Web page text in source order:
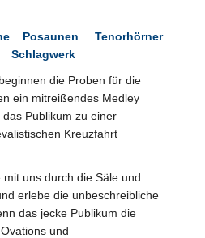
Posaunen
Tenorhörner
Schlagwerk
die Proben für die
ein mitreißendes Medley
Publikum zu einer
Kreuzfahrt
mit uns durch die Säle und
erlebe die unbeschreibliche
das jecke Publikum die
und